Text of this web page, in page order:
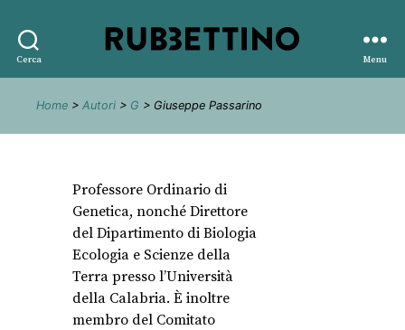
Cerca
editore
Menu
Home > Autori > G > Giuseppe Passarino
Professore Ordinario di
Genetica, nonché Direttore
del Dipartimento di Biologia
Ecologia e Scienze della
Terra presso l’Università
della Calabria. È inoltre
membro del Comitato